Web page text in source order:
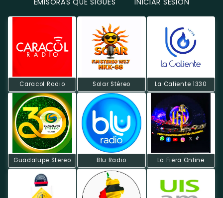
EMISORAS QUE SIGUES INICIAR SESIÓN
Caracol Radio Solar Stéreo La Caliente 1330
Guadalupe Stereo Blu Radio La Fiera Online